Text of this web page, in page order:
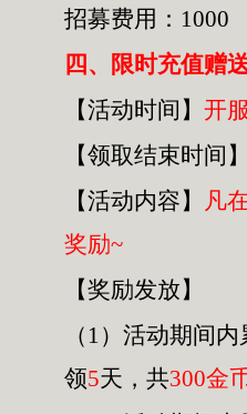
招募费用：1000
四 、限时充值赠
【活动时间】 开
【领取结束时间
【活动内容】
凡
奖励~
【奖励发放】
（1）活动期间
领5天，共300金